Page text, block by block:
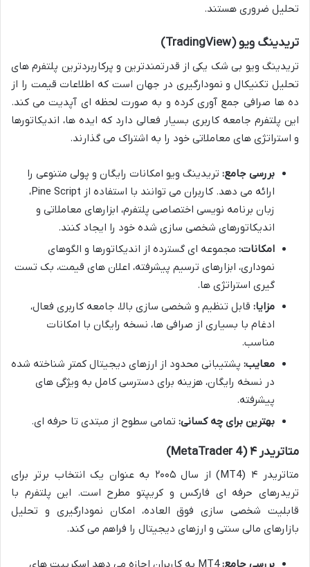
تحلیل ضروری هستند.
تریدینگ ویو (TradingView)
تریدینگ ویو بی شک یکی از قدرتمندترین و پرکاربردترین پلتفرم های
تحلیل تکنیکال و نمودارگیری در جهان است که اطلاعات قیمت را از
ده ها صرافی جمع آوری کرده و به صورت لحظه ای آپدیت می کند.
این پلتفرم جامعه کاربری بسیار فعالی دارد که ایده ها، اندیکاتورها
و استراتژی های معاملاتی خود را به اشتراک می گذارند.
بررسی جامع: تریدینگ ویو امکانات رایگان و پولی متنوعی را
ارائه می دهد. کاربران می توانند با استفاده از Pine Script،
زبان برنامه نویسی اختصاصی پلتفرم، ابزارهای معاملاتی و
اندیکاتورهای شخصی سازی شده خود را ایجاد کنند.
امکانات: مجموعه ای گسترده از اندیکاتورها و الگوهای
نموداری، ابزارهای ترسیم پیشرفته، اعلان های قیمت، بک تست
گیری استراتژی ها.
مزایا: قابل تنظیم و شخصی سازی بالا، جامعه کاربری فعال،
ادغام با بسیاری از صرافی ها، نسخه رایگان با امکانات
مناسب.
معایب: پشتیبانی محدود از ارزهای دیجیتال کمتر شناخته شده
در نسخه رایگان، هزینه برای دسترسی کامل به ویژگی های
پیشرفته.
بهترین برای چه کسانی: تمامی سطوح از مبتدی تا حرفه ای.
متاتریدر ۴ (MetaTrader 4)
متاتریدر ۴ (MT4) از سال ۲۰۰۵ به عنوان یک انتخاب برتر برای
تریدرهای حرفه ای فارکس و کریپتو مطرح است. این پلتفرم با
قابلیت شخصی سازی فوق العاده، امکان نمودارگیری و تحلیل
بازارهای مالی سنتی و ارزهای دیجیتال را فراهم می کند.